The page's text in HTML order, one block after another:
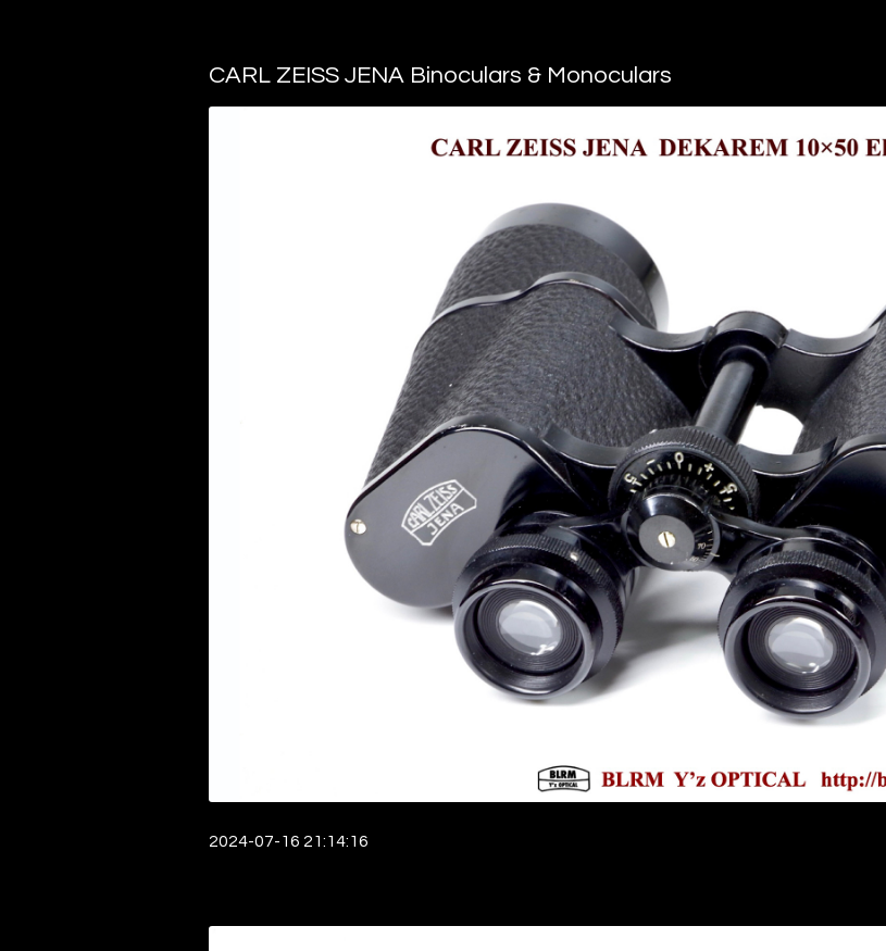
CARL ZEISS JENA Binoculars & Monoculars
2024-07-16 21:14:16